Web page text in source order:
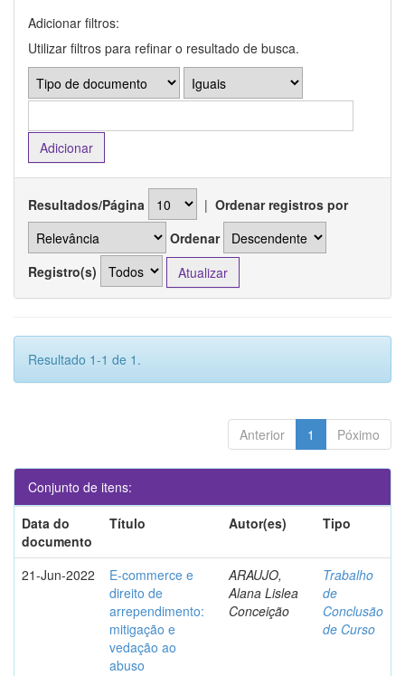
Adicionar filtros:
Utilizar filtros para refinar o resultado de busca.
Resultados/Página | Ordenar registros por
Ordenar
Registro(s)
Resultado 1-1 de 1.
Anterior 1 Póximo
Conjunto de itens:
Data do
documento
Título Autor(es) Tipo
21-Jun-2022
E-commerce e
direito de
arrependimento:
mitigação e
vedação ao
abuso
ARAUJO,
Alana Lislea
Conceição
Trabalho
de
Conclusão
de Curso